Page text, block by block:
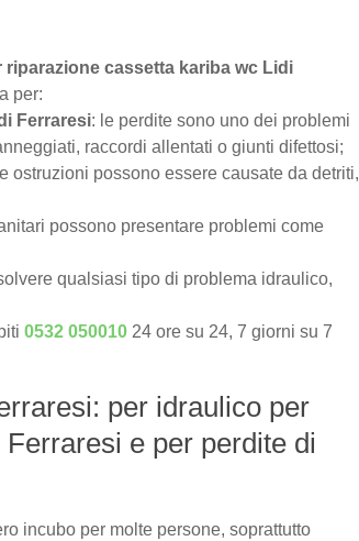
cassetta kariba wc Lidi
per:
Ferraresi: le perdite sono uno dei problemi
raccordi allentati o giunti difettosi;
ostruzioni possono essere causate da detriti,
possono presentare problemi come
qualsiasi tipo di problema idraulico,
0532 050010 24 ore su 24, 7 giorni su 7
per idraulico per
e per perdite di
incubo per molte persone, soprattutto